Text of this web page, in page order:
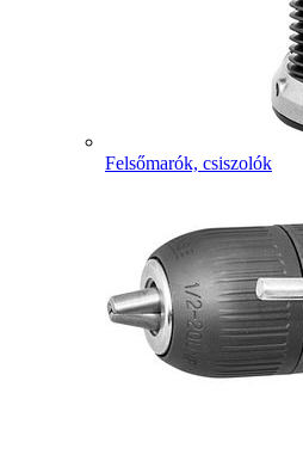
Felsőmarók, csiszolók